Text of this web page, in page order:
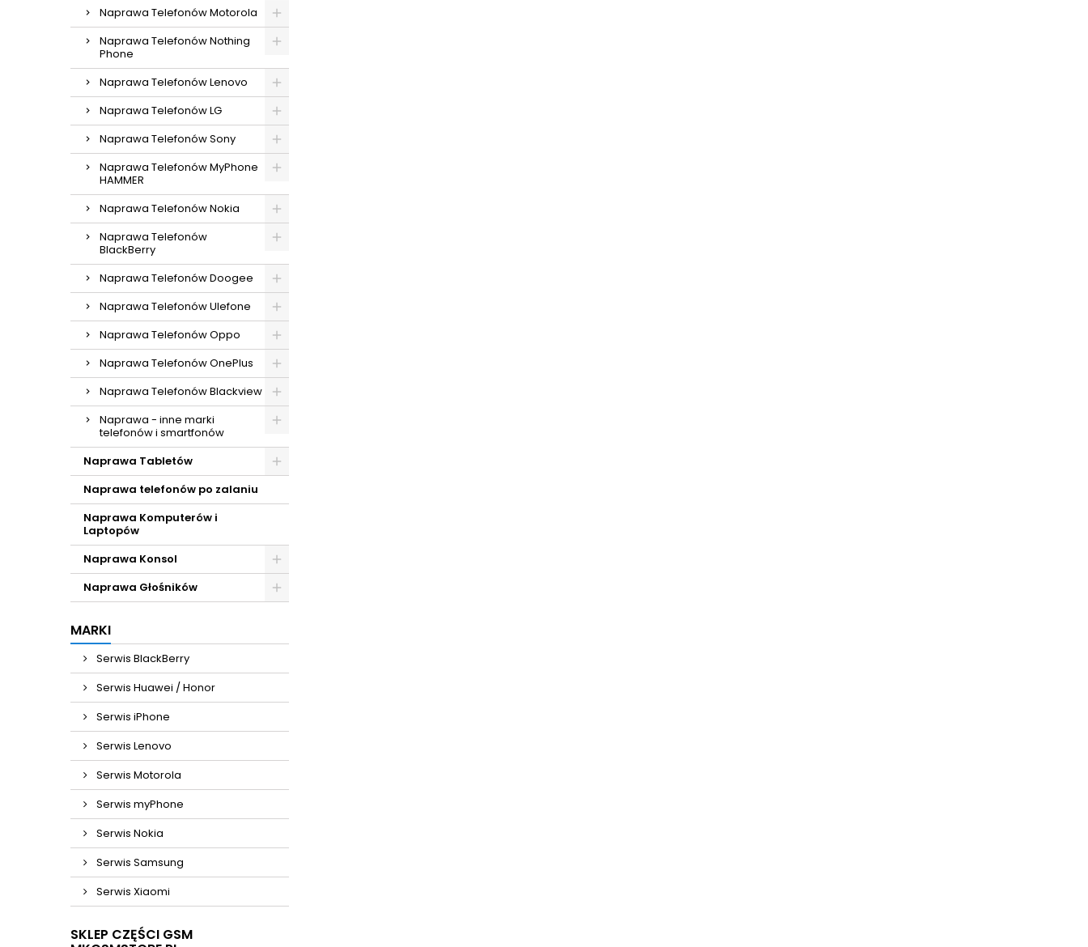
Naprawa Telefonów Motorola
Naprawa Telefonów Nothing
Phone
Naprawa Telefonów Lenovo
Naprawa Telefonów LG
Naprawa Telefonów Sony
Naprawa Telefonów MyPhone
HAMMER
Naprawa Telefonów Nokia
Naprawa Telefonów
BlackBerry
Naprawa Telefonów Doogee
Naprawa Telefonów Ulefone
Naprawa Telefonów Oppo
Naprawa Telefonów OnePlus
Naprawa Telefonów Blackview
Naprawa - inne marki
telefonów i smartfonów
Naprawa Tabletów
Naprawa telefonów po zalaniu
Naprawa Komputerów i
Laptopów
Naprawa Konsol
Naprawa Głośników
MARKI
Serwis BlackBerry
Serwis Huawei / Honor
Serwis iPhone
Serwis Lenovo
Serwis Motorola
Serwis myPhone
Serwis Nokia
Serwis Samsung
Serwis Xiaomi
SKLEP CZĘŚCI GSM